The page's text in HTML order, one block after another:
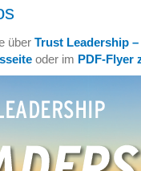
über Trust Leadership
oder im PDF-Flyer